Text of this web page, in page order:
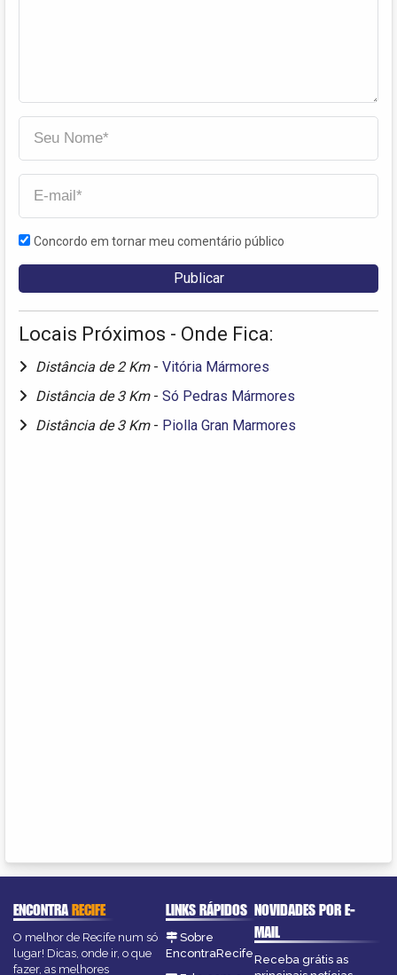
Concordo em tornar meu comentário público
Locais Próximos - Onde Fica:
Distância de 2 Km - Vitória Mármores
Distância de 3 Km - Só Pedras Mármores
Distância de 3 Km - Piolla Gran Marmores
ENCONTRARECIFE
O melhor de Recife num só
lugar! Dicas, onde ir, o que
fazer, as melhores
LINKS RÁPIDOS
Sobre
EncontraRecife
NOVIDADES POR E-
MAIL
Receba grátis as